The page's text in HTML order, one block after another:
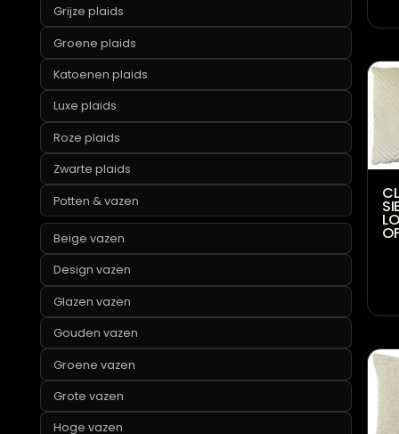
Plaids
Beige plaids
Bont plaids
Claudi plaids
Grijze plaids
Groene plaids
Katoenen plaids
Luxe plaids
Zwarte plaids
Potten & vazen
Beige vazen